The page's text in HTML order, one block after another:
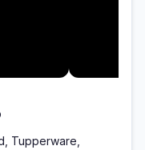
Tupperware,